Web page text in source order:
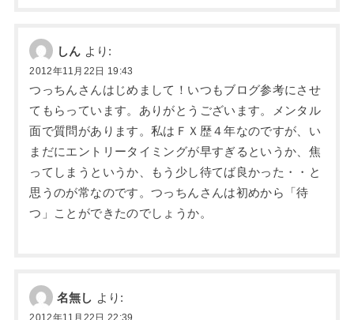
しん より:
2012年11月22日 19:43
つっちんさんはじめまして！いつもブログ参考にさせ
てもらっています。ありがとうございます。メンタル
面で質問があります。私はＦＸ歴４年なのですが、い
まだにエントリータイミングが早すぎるというか、焦
ってしまうというか、もう少し待てば良かった・・と
思うのが常なのです。つっちんさんは初めから「待
つ」ことができたのでしょうか。
名無し より:
2012年11月22日 22:39